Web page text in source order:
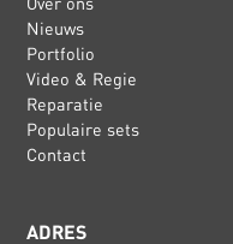
Over ons
Nieuws
Portfolio
Video & Regie
Reparatie
Populaire sets
Contact
ADRES